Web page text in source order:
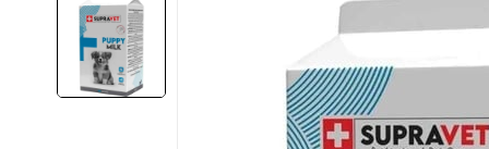
Kedi
Köpek
Tavşan